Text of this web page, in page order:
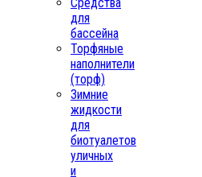
для
бассейна
Торфяные
наполнители
(торф)
Зимние
жидкости
для
биотуалетов
уличных
и